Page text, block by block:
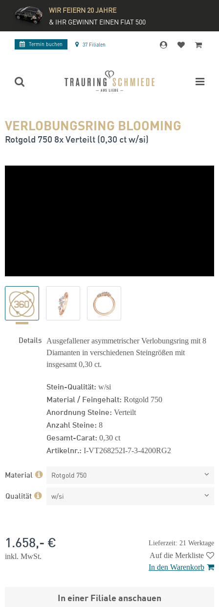
WIR FEIERN 20 JAHRE
& IHR GEWINNT EINEN FIAT 500
Termin buchen 37 Filialen
VERLOBUNGSRING BLOOMING
Rotgold 750 8x Verteilt (0,30 ct w/si)
Details
Ausgefallener asymmetrischer Verlobungsring mit 8
Diamanten in verschiedenen Steingrößen mit
insgesamt 0,30 ct.
Stein-Qualität: w/si
Material / Feingehalt: Rotgold 750
Anordnung Steine: Verteilt
Anzahl Steine: 8
Gesamt-Carat: 0,30 ct
Artikelnr.: I-VT268252I-7-3-4200RG2
Material Rotgold 750
Qualität w/si
Lieferzeit: 21 Werktage
1.658,- €
inkl. MwSt.
Auf die Merkliste
In den Warenkorb
In einer Filiale anschauen